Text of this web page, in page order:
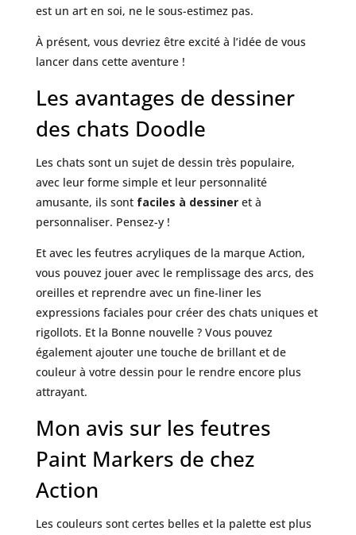
est un art en soi, ne le sous-estimez pas.
À présent, vous devriez être excité à l’idée de vous
lancer dans cette aventure !
Les avantages de dessiner
des chats Doodle
Les chats sont un sujet de dessin très populaire,
avec leur forme simple et leur personnalité
amusante, ils sont faciles à dessineret à
personnaliser. Pensez-y !
Et avec les feutres acryliques de la marque Action,
vous pouvez jouer avec le remplissage des arcs, des
oreilles et reprendre avec un fine-liner les
expressions faciales pour créer des chats uniques et
rigollots. Et la Bonne nouvelle ? Vous pouvez
également ajouter une touche de brillant et de
couleur à votre dessin pour le rendre encore plus
attrayant.
Mon avis sur les feutres
Paint Markers de chez
Action
Les couleurs sont certes belles et la palette est plus